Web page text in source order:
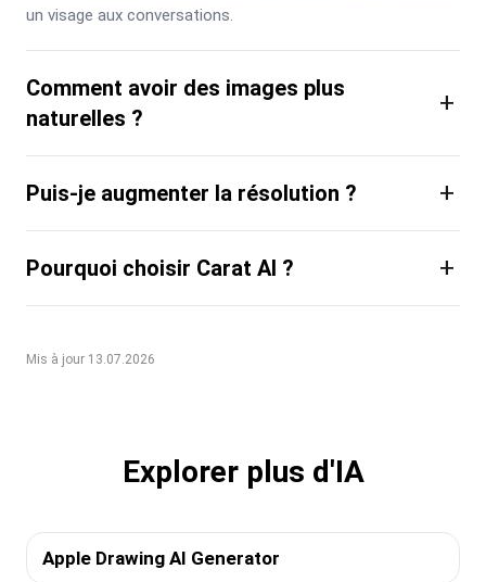
un visage aux conversations.
Comment avoir des images plus
naturelles ?
+
Puis-je augmenter la résolution ? +
Pourquoi choisir Carat AI ? +
Mis à jour 13.07.2026
Explorer plus d'IA
Apple Drawing AI Generator